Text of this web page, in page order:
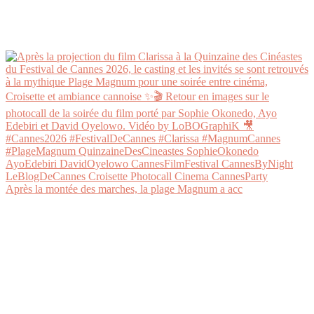
Après la montée des marches, la plage Magnum a acc